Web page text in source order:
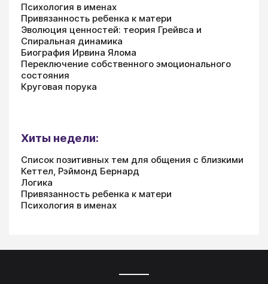
Психология в именах
Привязанность ребенка к матери
Эволюция ценностей: теория Грейвса и
Спиральная динамика
Биография Ирвина Ялома
Переключение собственного эмоционального
состояния
Круговая порука
Хиты недели:
Список позитивных тем для общения с близкими
Кеттел, Рэймонд Бернард
Логика
Привязанность ребенка к матери
Психология в именах